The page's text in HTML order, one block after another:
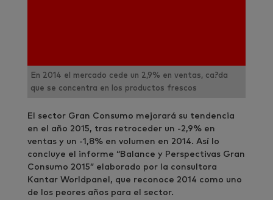
En 2014 el mercado cede un 2,9% en ventas, ca?da
que se concentra en los productos frescos
El sector Gran Consumo mejorará su tendencia
en el año 2015, tras retroceder un -2,9% en
ventas y un -1,8% en volumen en 2014. Así lo
concluye el informe “Balance y Perspectivas Gran
Consumo 2015” elaborado por la consultora
Kantar Worldpanel, que reconoce 2014 como uno
de los peores años para el sector.